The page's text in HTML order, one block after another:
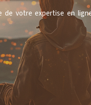
de votre expertise en